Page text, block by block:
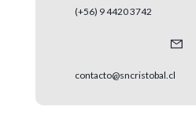
(+56) 9 4420 3742
contacto@sncristobal.cl